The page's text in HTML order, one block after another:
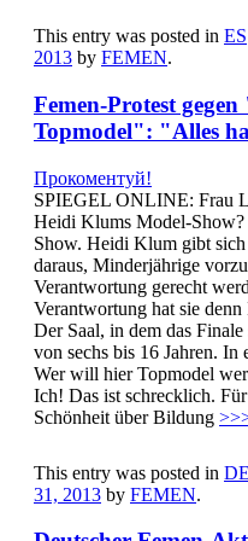
This entry was posted in ES
2013 by FEMEN.
Femen-Protest
Topmodel": "Alles
Прокоментуй!
SPIEGEL ONLINE: Frau
Heidi Klums Model-Show?
Show. Heidi Klum gibt
daraus, Minderjährige
Verantwortung gerecht
Verantwortung hat sie
Der Saal, in dem das
von sechs bis 16 Jahren. In
Wer will hier Topmodel
Ich! Das ist schrecklich.
Schönheit über Bildung
This entry was posted in DE
31, 2013 by FEMEN.